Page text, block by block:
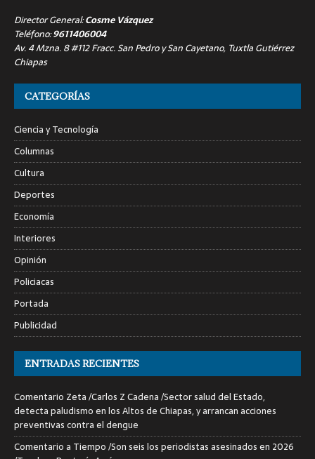
Director General:Cosme Vázquez
Teléfono:9611406004
Av. 4 Mzna. 8 #112 Fracc. San Pedro y San Cayetano, Tuxtla Gutiérrez
Chiapas
CATEGORÍAS
Ciencia y Tecnología
Columnas
Cultura
Deportes
Economía
Interiores
Opinión
Policiacas
Portada
Publicidad
ENTRADAS RECIENTES
Comentario Zeta /Carlos Z Cadena /Sector salud del Estado,
detecta paludismo en los Altos de Chiapas, y arrancan acciones
preventivas contra el dengue
Comentario a Tiempo /Son seis los periodistas asesinados en 2026